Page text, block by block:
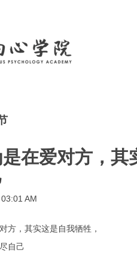
在爱对方，其
AM
方，其实这是自我牺牲，
自己